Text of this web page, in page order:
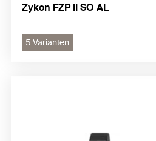
Zykon FZP II SO AL
5 Varianten